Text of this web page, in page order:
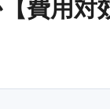
費用対